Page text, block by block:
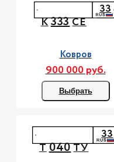
К333СЕ
33
Ковров
900 000 руб.
Выбрать
Т040ТУ
33